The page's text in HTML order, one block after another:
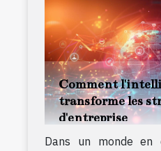
Comment
transforme les
d'entreprise
Dans un monde en